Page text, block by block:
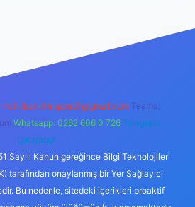
mail: backlinkpaneli@gmail.com Teams:
Whatsapp: 0262 606 0 726 Telegram:
@karabul
Sayılı Kanun gereğince Bilgi Teknolojileri
tarafından onaylanmış bir Yer Sağlayıcı
Bu nedenle, sitedeki içerikleri proaktif